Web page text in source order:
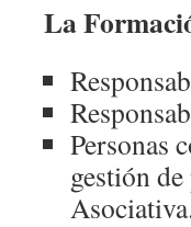
La
Personas
gestión